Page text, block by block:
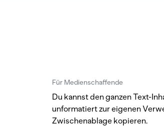
Für Medienschaffende
Du kannst den ganzen Text-
unformatiert zur eigenen
Zwischenablage kopieren.